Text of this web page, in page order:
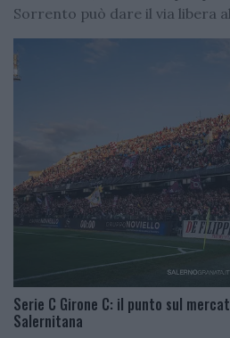
Sorrento può dare il via libera
Serie C Girone C: il punto sul
Salernitana